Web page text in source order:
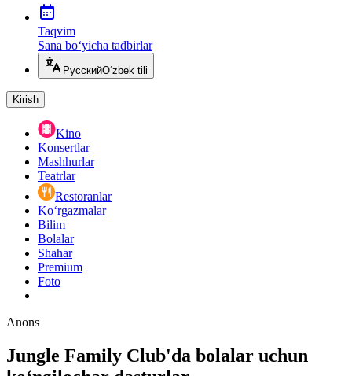
Taqvim
Sana bo‘yicha tadbirlar
РусскийO‘zbek tili
Kirish
Kino
Konsertlar
Mashhurlar
Teatrlar
Restoranlar
Ko‘rgazmalar
Bilim
Bolalar
Shahar
Premium
Foto
Anons
Jungle Family Club'da bolalar uchun